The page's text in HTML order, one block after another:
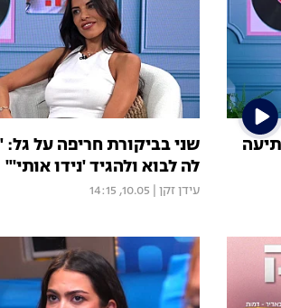
שני בביקורת חריפה על גל:
לה לבוא ולהגיד 'נידו אותי'"
עידן זקן 10.05, 14:15